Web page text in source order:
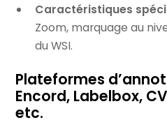
Caractéristiques
Zoom, marquage au
du WSI.
Plateformes
Encord, Labelbox,
etc.